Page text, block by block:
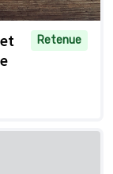
Retenue